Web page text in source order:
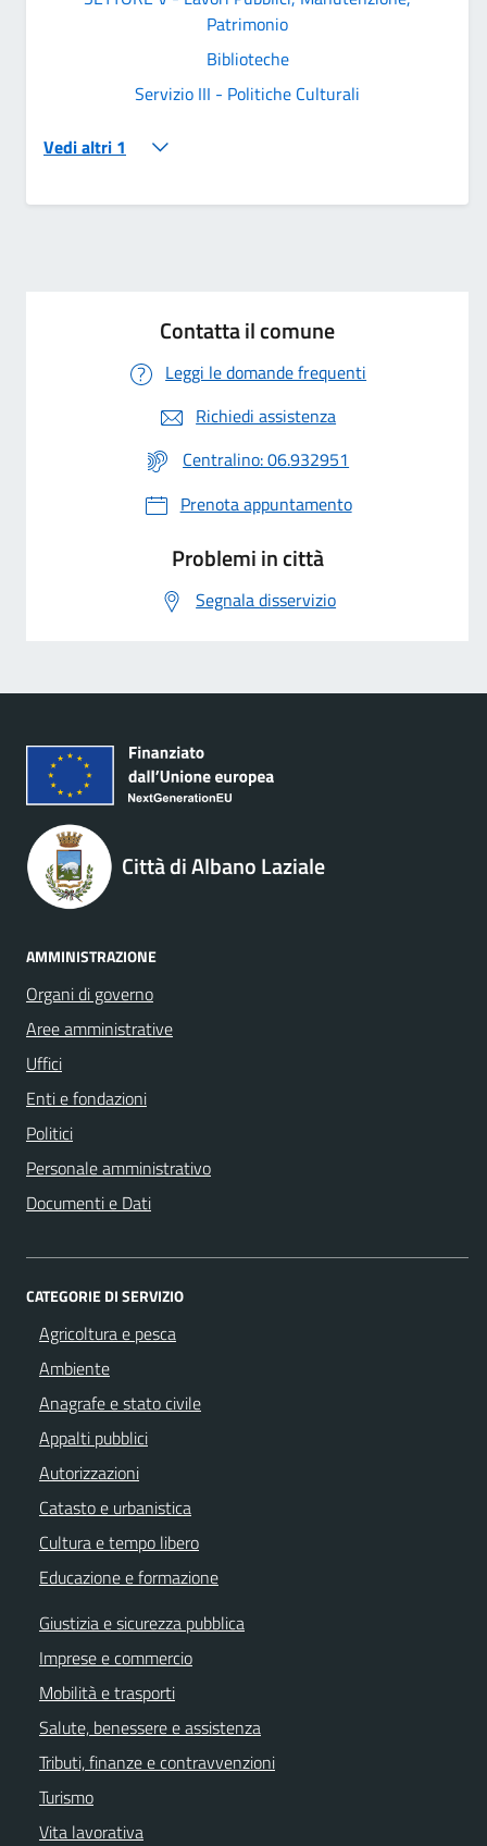
Patrimonio
Biblioteche
Servizio III - Politiche Culturali
Vedi altri 1
Contatta il comune
Leggi le domande frequenti
Richiedi assistenza
Centralino: 06.932951
Prenota appuntamento
Problemi in città
Segnala disservizio
Città di Albano Laziale
AMMINISTRAZIONE
Organi di governo
Aree amministrative
Uffici
Enti e fondazioni
Politici
Personale amministrativo
Documenti e Dati
CATEGORIE DI SERVIZIO
Agricoltura e pesca
Ambiente
Anagrafe e stato civile
Appalti pubblici
Autorizzazioni
Catasto e urbanistica
Cultura e tempo libero
Educazione e formazione
Giustizia e sicurezza pubblica
Imprese e commercio
Mobilità e trasporti
Salute, benessere e assistenza
Tributi, finanze e contravvenzioni
Turismo
Vita lavorativa